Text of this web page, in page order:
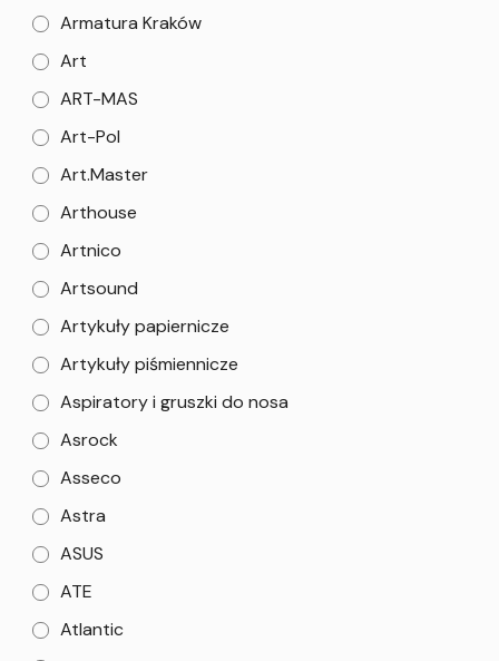
Armatura Kraków
Art
ART-MAS
Art-Pol
Art.Master
Arthouse
Artnico
Artsound
Artykuły papiernicze
Artykuły piśmiennicze
Aspiratory i gruszki do nosa
Asrock
Asseco
Astra
ASUS
ATE
Atlantic